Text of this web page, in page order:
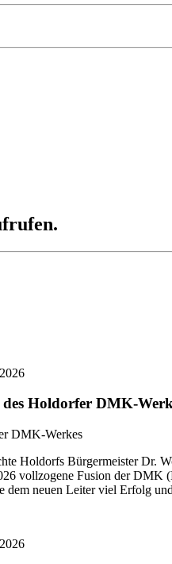
Holdorfer DMK-
Holdorfs Bürgermeister
vollzogene Fusion der
neuen Leiter viel Erfolg